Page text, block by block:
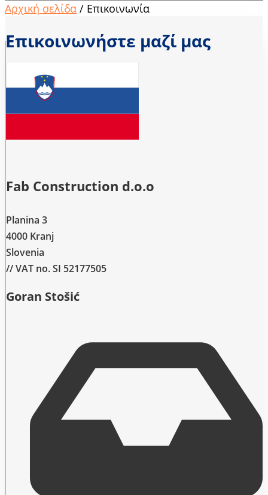
Αρχική σελίδα / Επικοινωνία
Επικοινωνήστε μαζί μας
Fab Construction d.o.o
Planina 3
4000 Kranj
Slovenia
// VAT no. SI 52177505
Goran Stošić